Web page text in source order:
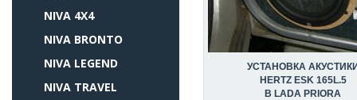
NIVA 4X4
NIVA BRONTO
NIVA LEGEND
NIVA TRAVEL
УСТАНОВКА
HERTZ ESK 165L.5
В LADA PRIORA